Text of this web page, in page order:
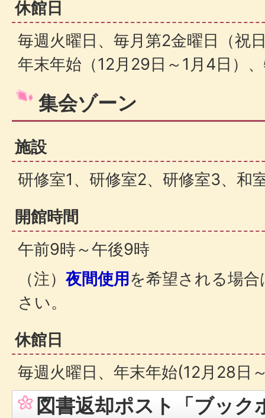
休館日
毎週火曜日、毎月第2金曜日（祝
年末年始（12月29日～1月4日）
集会ゾーン
施設
研修室1、研修室2、研修室3、和
開館時間
午前9時～午後9時
（注） 夜間使用 を希望される場
さい。
休館日
毎週火曜日、年末年始(12月28日
図書返却ポスト「ブック